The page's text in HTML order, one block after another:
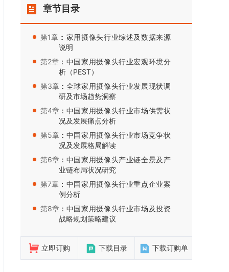
章节目录
第1章：：家用摄像头行业综述及数据来源
说明
第2章：：中国家用摄像头行业宏观环境分
析（PEST）
第3章：：全球家用摄像头行业发展现状调
研及市场趋势洞察
第4章：：中国家用摄像头行业市场供需状
况及发展痛点分析
第5章：：中国家用摄像头行业市场竞争状
况及发展格局解读
第6章：：中国家用摄像头产业链全景及产
业链布局状况研究
第7章：：中国家用摄像头行业重点企业案
例分析
第8章：：中国家用摄像头行业市场及投资
战略规划策略建议
立即订购 下载目录 下载订购单